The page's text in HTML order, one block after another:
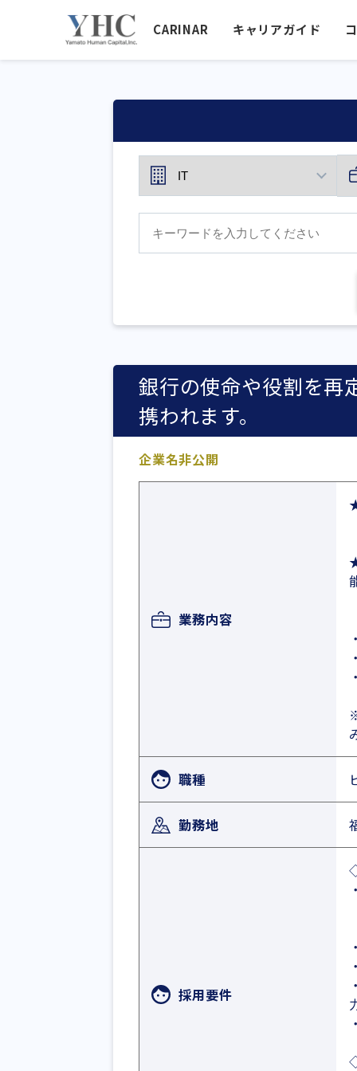
CARINAR キャリアガイド
銀行の使命や役割を再
携われます。
企業名非公開
業務内容
職種
勤務地
採用要件